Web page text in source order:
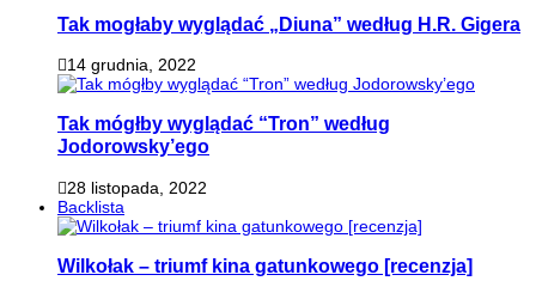
Tak mogłaby wyglądać „Diuna” według H.R. Gigera
14 grudnia, 2022
Tak mógłby wyglądać “Tron” według
Jodorowsky’ego
28 listopada, 2022
Backlista
Wilkołak – triumf kina gatunkowego [recenzja]